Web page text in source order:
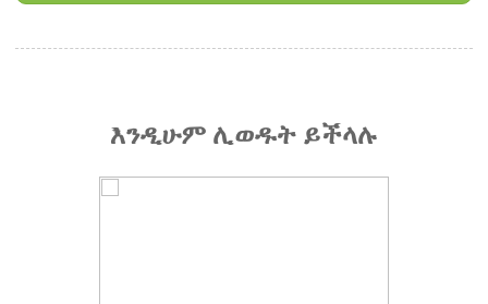
እንዲሁም ሊወዱት ይችላሉ